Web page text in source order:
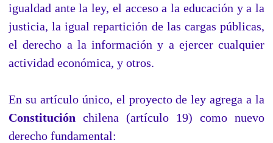
igualdad ante la ley, el acceso a la educación y a la
justicia, la igual repartición de las cargas públicas,
el derecho a la información y a ejercer cualquier
actividad económica, y otros.
En su artículo único, el proyecto de ley agrega a la
Constitución chilena (artículo 19) como nuevo
derecho fundamental: